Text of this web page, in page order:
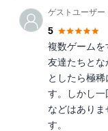
ゲストユーザー
5
複数ゲームを
友達たちとな
としたら極
す。しかし
などはあり
す。